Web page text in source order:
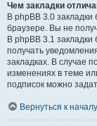
Чем закладки
В phpBB 3.0
браузере. Вы не
В phpBB 3.1
получать
закладках. В случае
изменениях в теме
подписок можно
Вернуться к началу